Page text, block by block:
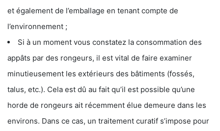
et également de l’emballage en tenant compte de
l’environnement ;
Si à un moment vous constatez la consommation des
appâts par des rongeurs, il est vital de faire examiner
minutieusement les extérieurs des bâtiments (fossés,
talus, etc.). Cela est dû au fait qu’il est possible qu’une
horde de rongeurs ait récemment élue demeure dans les
environs. Dans ce cas, un traitement curatif s’impose pour